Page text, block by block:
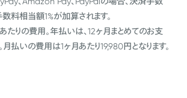
料相当額1%が加算されます。
たりの費用。年払いは、12ヶ月まとめてのお支
月払いの費用は1ヶ月あたり19,980円となります。